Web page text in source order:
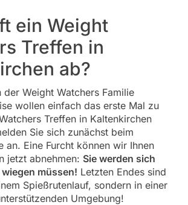
ein Weight
Treffen in
ab?
der Weight Watchers Familie
wollen einfach das erste Mal zu
Treffen in Kaltenkirchen
Sie sich zunächst beim
an. Eine Furcht können wir Ihnen
jetzt abnehmen: Sie werden sich
müssen! Letzten Endes sind
Spießrutenlauf, sondern in einer
Umgebung!